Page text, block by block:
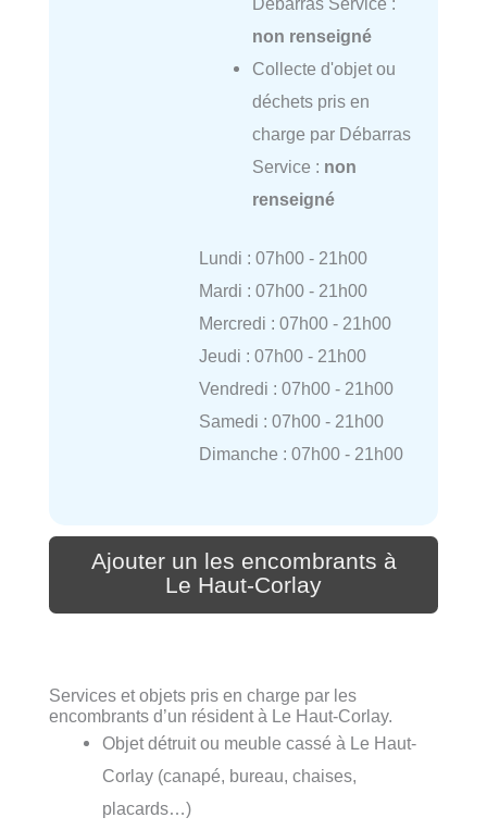
non renseigné
Collecte d'objet ou
déchets pris en
charge par Débarras
Service : non
renseigné
Lundi : 07h00 - 21h00
Mardi : 07h00 - 21h00
Mercredi : 07h00 - 21h00
Jeudi : 07h00 - 21h00
Vendredi : 07h00 - 21h00
Samedi : 07h00 - 21h00
Dimanche : 07h00 - 21h00
Ajouter un les encombrants à
Le Haut-Corlay
Services et objets pris en charge par les
encombrants d’un résident à Le Haut-Corlay.
Objet détruit ou meuble cassé à Le Haut-
Corlay (canapé, bureau, chaises,
placards…)